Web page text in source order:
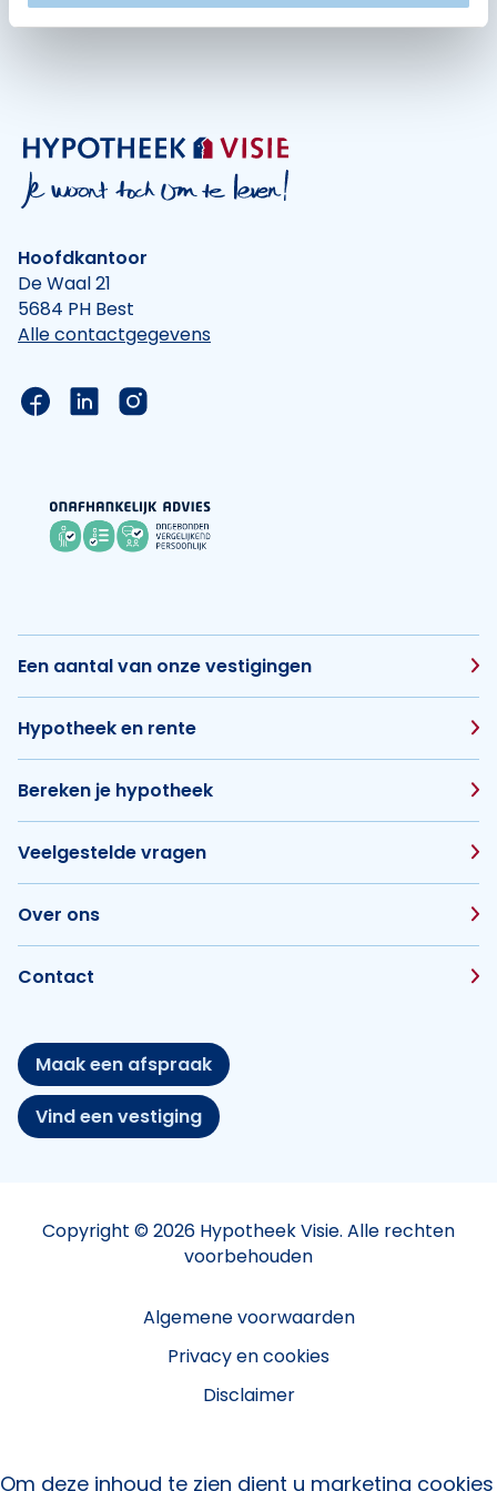
Hoofdkantoor
De Waal 21
5684 PH Best
Alle contactgegevens
Link naar de Facebook pagina van Hypotheek
Link naar de LinkedIn pagina van
Link naar de Instagram pagina van
Een aantal van onze vestigingen
Hypotheek en rente
Bereken je hypotheek
Veelgestelde vragen
Over ons
Contact
Maak een afspraak
Vind een vestiging
Copyright © 2026 Hypotheek Visie. Alle rechten
voorbehouden
Algemene voorwaarden
Privacy en cookies
Disclaimer
Om deze inhoud te zien dient u marketing cookies